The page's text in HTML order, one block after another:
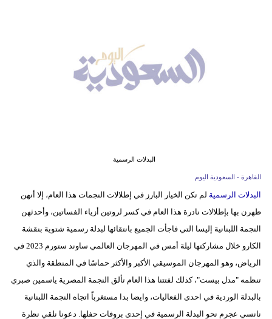
علوم
وتكنولوجيا
بيئة
أبراج
البدلات الرسمية
القاهرة - السعودية اليوم
البدلات الرسمية لم تكن الخيار البارز في إطلالات النجمات هذا العام، إلا أنهن
ظهرن بها بإطلالات نادرة هذا العام في كسر لروتين أزياء الفساتين، وأحدثهن
النجمة اللبنانية إليسا التي فاجأت الجميع بانتقائها لبدلة رسمية شتوية بنقشة
الكارو خلال مشاركتها ليلة أمس في المهرجان العالمي ساوند ستورم 2023 في
الرياض، وهو المهرجان الموسيقي الأكبر والأكثر حماسًا في المنطقة والذي
تنظمه "مدل بيست"، كذلك لفتتنا هذا العام تألق النجمة المصرية ياسمين صبري
بالبدلة الوردية في احدى الفعاليات، وايضا بدا مستغرباً اتجاه النجمة اللبنانية
نانسي عجرم نحو البدلة الرسمية في إحدى بروفات حفلها. دعونا نلقي نظرة